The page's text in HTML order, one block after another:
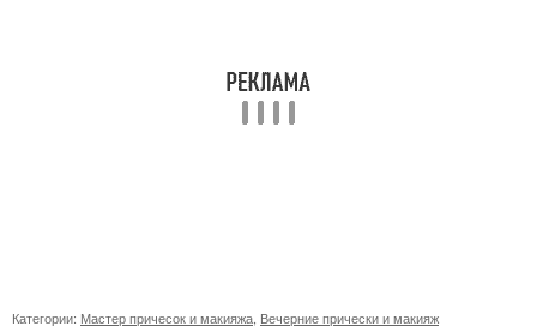
Категории: Мастер причесок и макияжа Вечерние прически и макияж